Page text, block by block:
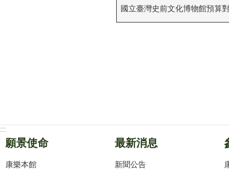
國立臺灣史前文化博物館預算
:::
願景使命
康樂本館
最新消息
新聞公告